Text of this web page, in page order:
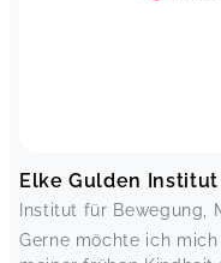
Elke Gulden Institut
Institut für Bewegung,
Gerne möchte ich